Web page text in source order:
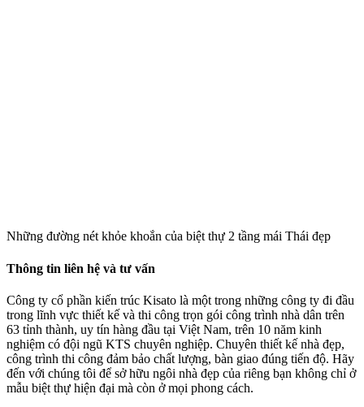
Những đường nét khỏe khoắn của biệt thự 2 tầng mái Thái đẹp
Thông tin liên hệ và tư vấn
Công ty cổ phần kiến trúc Kisato là một trong những công ty đi đầu
trong lĩnh vực thiết kế và thi công trọn gói công trình nhà dân trên
63 tỉnh thành, uy tín hàng đầu tại Việt Nam, trên 10 năm kinh
nghiệm có đội ngũ KTS chuyên nghiệp. Chuyên thiết kế nhà đẹp,
công trình thi công đảm bảo chất lượng, bàn giao đúng tiến độ. Hãy
đến với chúng tôi để sở hữu ngôi nhà đẹp của riêng bạn không chỉ ở
mẫu biệt thự hiện đại mà còn ở mọi phong cách.